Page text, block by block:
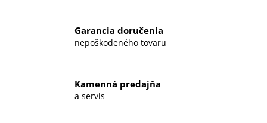
Garancia doručenia
nepoškodeného tovaru
Kamenná predajňa
a servis